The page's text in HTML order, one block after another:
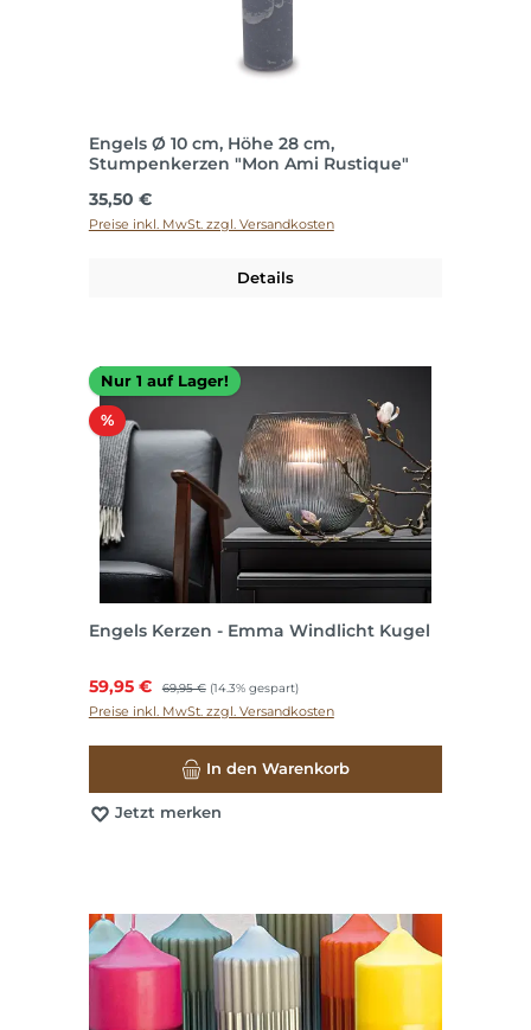
Engels Ø 10 cm, Höhe 28 cm,
Stumpenkerzen "Mon Ami Rustique"
Regulärer Preis:
35,50 €
Preise inkl. MwSt. zzgl. Versandkosten
Details
Nur 1 auf Lager!
%Rabatt
Engels Kerzen - Emma Windlicht Kugel
Verkaufspreis:
59,95 € Regulärer Preis:
69,95 € (14.3% gespart)
Preise inkl. MwSt. zzgl. Versandkosten
In den Warenkorb
Jetzt merken